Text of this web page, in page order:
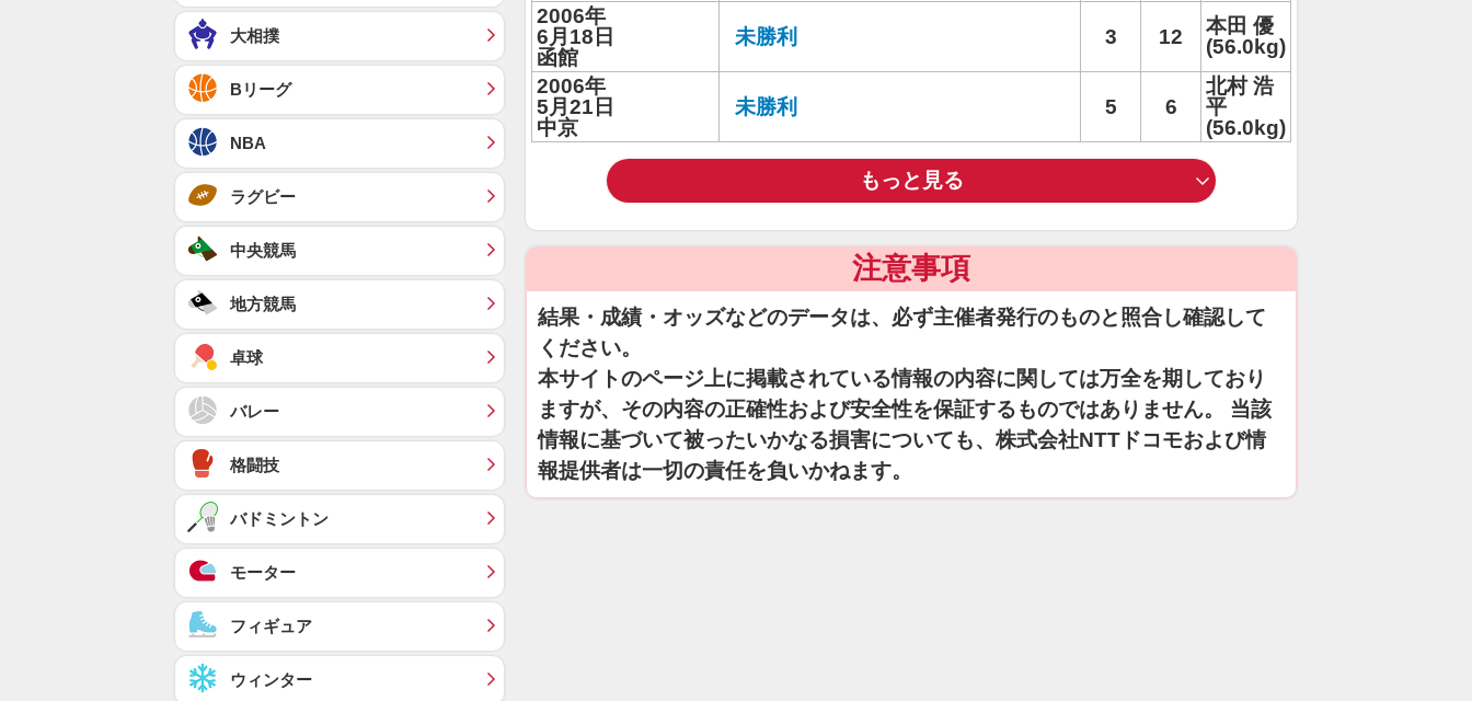
2006年
6月18日
函館
未勝利 3 12
本田 優
(56.0kg)
2006年
5月21日
中京
未勝利 5 6
北村 浩
平
(56.0kg)
もっと見る
注意事項
結果・成績・オッズなどのデータは、必ず主催者発行のものと照合し確認して
ください。
本サイトのページ上に掲載されている情報の内容に関しては万全を期しており
ますが、その内容の正確性および安全性を保証するものではありません。 当該
情報に基づいて被ったいかなる損害についても、株式会社NTTドコモおよび情
報提供者は一切の責任を負いかねます。
大相撲
Bリーグ
NBA
ラグビー
中央競馬
地方競馬
卓球
バレー
格闘技
バドミントン
モーター
フィギュア
ウィンター